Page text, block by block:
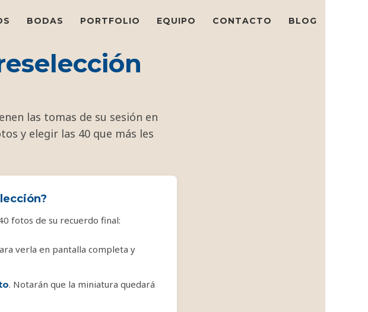
BODAS PORTFOLIO EQUIPO CONTACTO BLOG
las tomas de su sesión en
y elegir las 40 que más les
fotos de su recuerdo final:
verla en pantalla completa y
. Notarán que la miniatura quedará